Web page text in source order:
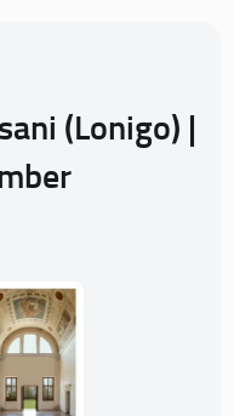
(Lonigo) |